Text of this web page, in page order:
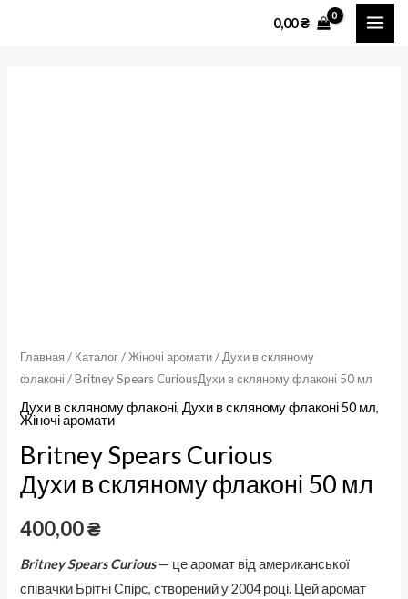
0,00₴
Главная / Каталог/Жіночі аромати/ Духи в скляному
флаконі / Britney Spears CuriousДухи в скляному флаконі 50 мл
Духи в скляному флаконі,Духи в скляному флаконі 50 мл,
Жіночі аромати
Britney Spears Curious
Духи в скляному флаконі 50 мл
400,00₴
Britney Spears Curious — це аромат від американської
співачки Брітні Спірс, створений у 2004 році. Цей аромат